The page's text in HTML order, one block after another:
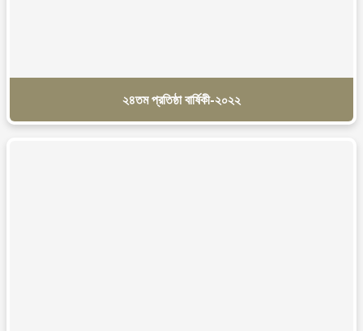
২৪তম প্রতিষ্ঠা বার্ষিকী-২০২২